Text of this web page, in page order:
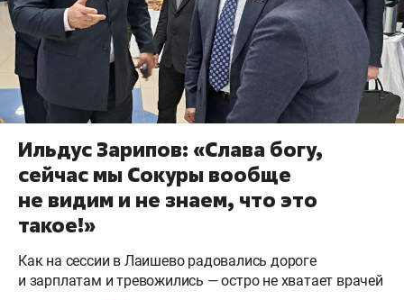
Ильдус Зарипов: «Слава богу,
сейчас мы Сокуры вообще
не видим и не знаем, что это
такое!»
Как на сессии в Лаишево радовались дороге
и зарплатам и тревожились — остро не хватает врачей